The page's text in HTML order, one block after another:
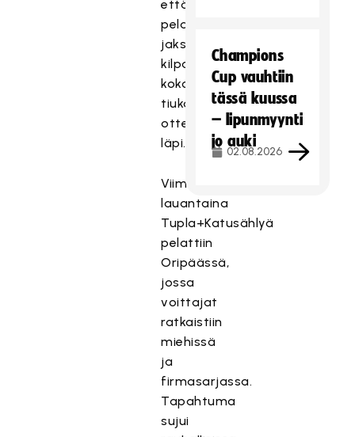
että
pelaajat
jaksoivat
kilpailla
koko
tiukan
otteluohjelman
läpi.
Viime
lauantaina
Tupla+Katusählyä
pelattiin
Oripäässä,
jossa
voittajat
ratkaistiin
miehissä
ja
firmasarjassa.
Tapahtuma
sujui
Champions
Cup vauhtiin
tässä kuussa
– lipunmyynti
jo auki
02.08.2026